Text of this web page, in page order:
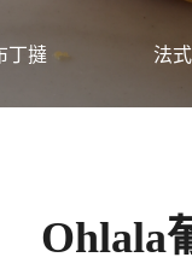
丁撻 法
Ohlala